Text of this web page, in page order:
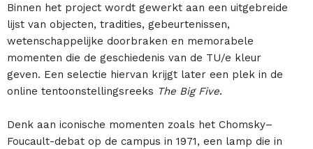
Binnen het project wordt gewerkt aan een uitgebreide
lijst van objecten, tradities, gebeurtenissen,
wetenschappelijke doorbraken en memorabele
momenten die de geschiedenis van de TU/e kleur
geven. Een selectie hiervan krijgt later een plek in de
online tentoonstellingsreeks The Big Five.
Denk aan iconische momenten zoals het Chomsky–
Foucault-debat op de campus in 1971, een lamp die in